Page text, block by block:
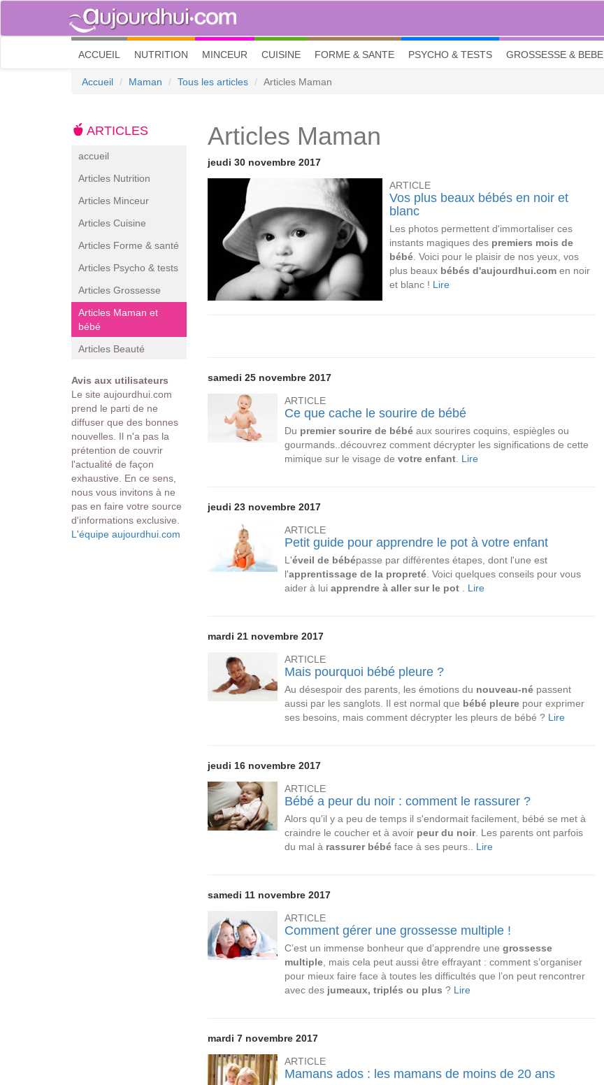
ACCUEIL (current)
NUTRITION MINCEUR CUISINE FORME & SANTE PSYCHO & TESTS GROSSESSE & BEBE
Accueil Maman Tous les articles Articles Maman
ARTICLES
accueil
Articles Nutrition
Articles Minceur
Articles Cuisine
Articles Forme & santé
Articles Psycho & tests
Articles Grossesse
Articles Maman et
bébé
Articles Beauté
Avis aux utilisateurs
Le site aujourdhui.com
prend le parti de ne
diffuser que des bonnes
nouvelles. Il n'a pas la
prétention de couvrir
l'actualité de façon
exhaustive. En ce sens,
nous vous invitons à ne
pas en faire votre source
d'informations exclusive.
L'équipe aujourdhui.com
Articles Maman
jeudi 30 novembre 2017
ARTICLE
Vos plus beaux bébés en noir et
blanc
Les photos permettent d'immortaliser ces
instants magiques des premiers mois de
bébé . Voici pour le plaisir de nos yeux, vos
plus beaux bébés d'aujourdhui.com en noir
et blanc ! Lire
samedi 25 novembre 2017
ARTICLE
Ce que cache le sourire de bébé
Du premier sourire de bébé aux sourires coquins, espiègles ou
gourmands..découvrez comment décrypter les significations de cette
mimique sur le visage de votre enfant Lire
jeudi 23 novembre 2017
ARTICLE
Petit guide pour apprendre le pot à votre enfant
L'éveil de bébépasse par différentes étapes, dont l'une est
l'apprentissage de la propreté . Voici quelques conseils pour vous
aider à lui apprendre à aller sur le pot Lire
mardi 21 novembre 2017
ARTICLE
Mais pourquoi bébé pleure ?
Au désespoir des parents, les émotions du nouveau-né passent
aussi par les sanglots. Il est normal que bébé pleure pour exprimer
ses besoins, mais comment décrypter les pleurs de bébé ? Lire
jeudi 16 novembre 2017
ARTICLE
Bébé a peur du noir : comment le rassurer ?
Alors qu'il y a peu de temps il s'endormait facilement, bébé se met à
craindre le coucher et à avoir peur du noir. Les parents ont parfois
du mal à rassurer bébé face à ses peurs.. Lire
samedi 11 novembre 2017
ARTICLE
Comment gérer une grossesse multiple !
C’est un immense bonheur que d’apprendre une grossesse
multiple , mais cela peut aussi être effrayant : comment s’organiser
pour mieux faire face à toutes les difficultés que l’on peut rencontrer
avec des jumeaux, triplés ou plus ? Lire
mardi 7 novembre 2017
ARTICLE
Mamans ados : les mamans de moins de 20 ans